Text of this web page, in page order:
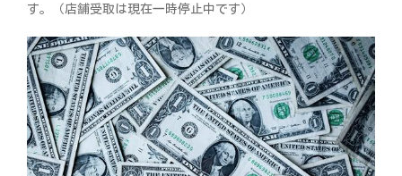
す。（店舗受取は現在一時停止中です）